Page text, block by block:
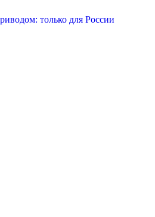
только для России